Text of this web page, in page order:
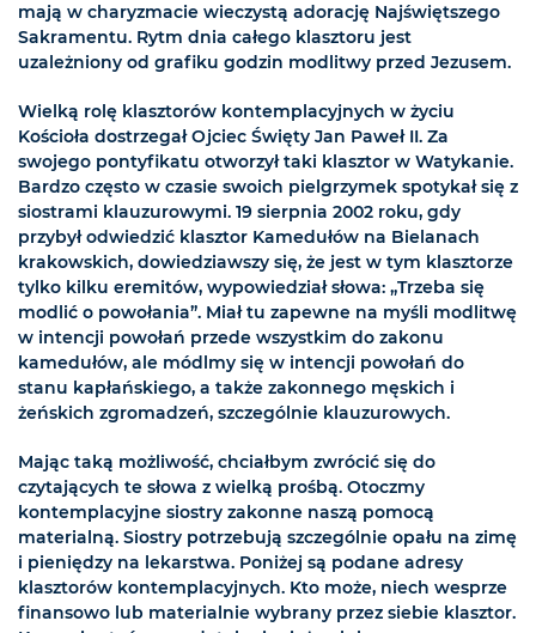
mają w charyzmacie wieczystą adorację Najświętszego
Sakramentu. Rytm dnia całego klasztoru jest
uzależniony od grafiku godzin modlitwy przed Jezusem.
Wielką rolę klasztorów kontemplacyjnych w życiu
Kościoła dostrzegał Ojciec Święty Jan Paweł II. Za
swojego pontyfikatu otworzył taki klasztor w Watykanie.
Bardzo często w czasie swoich pielgrzymek spotykał się z
siostrami klauzurowymi. 19 sierpnia 2002 roku, gdy
przybył odwiedzić klasztor Kamedułów na Bielanach
krakowskich, dowiedziawszy się, że jest w tym klasztorze
tylko kilku eremitów, wypowiedział słowa: „Trzeba się
modlić o powołania”. Miał tu zapewne na myśli modlitwę
w intencji powołań przede wszystkim do zakonu
kamedułów, ale módlmy się w intencji powołań do
stanu kapłańskiego, a także zakonnego męskich i
żeńskich zgromadzeń, szczególnie klauzurowych.
Mając taką możliwość, chciałbym zwrócić się do
czytających te słowa z wielką prośbą. Otoczmy
kontemplacyjne siostry zakonne naszą pomocą
materialną. Siostry potrzebują szczególnie opału na zimę
i pieniędzy na lekarstwa. Poniżej są podane adresy
klasztorów kontemplacyjnych. Kto może, niech wesprze
finansowo lub materialnie wybrany przez siebie klasztor.